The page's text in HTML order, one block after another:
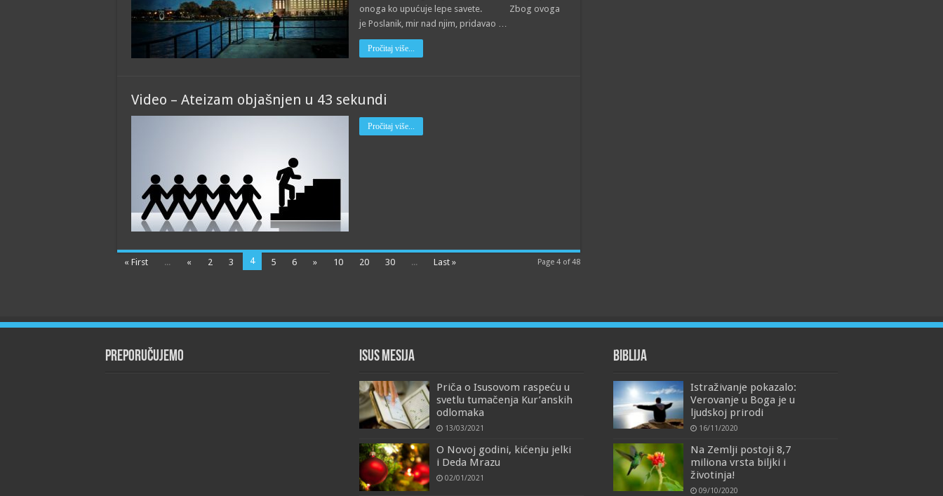
onoga ko upućuje lepe savete. Zbog ovoga
je Poslanik, mir nad njim, pridavao …
Pročitaj više...
Video – Ateizam objašnjen u 43 sekundi
Pročitaj više...
Page 4 of 48
« First ... « 2 3 4 5 6 » 10 20 30 ... Last »
Preporučujemo Isus Mesija
Priča o Isusovom raspeću u
svetlu tumačenja Kur’anskih
odlomaka
13/03/2021
O Novoj godini, kićenju jelki
i Deda Mrazu
02/01/2021
Biblija
Istraživanje pokazalo:
Verovanje u Boga je u
ljudskoj prirodi
16/11/2020
Na Zemlji postoji 8,7
miliona vrsta biljki i
životinja!
09/10/2020